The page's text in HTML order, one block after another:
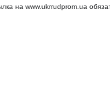
на www.ukrrudprom.ua